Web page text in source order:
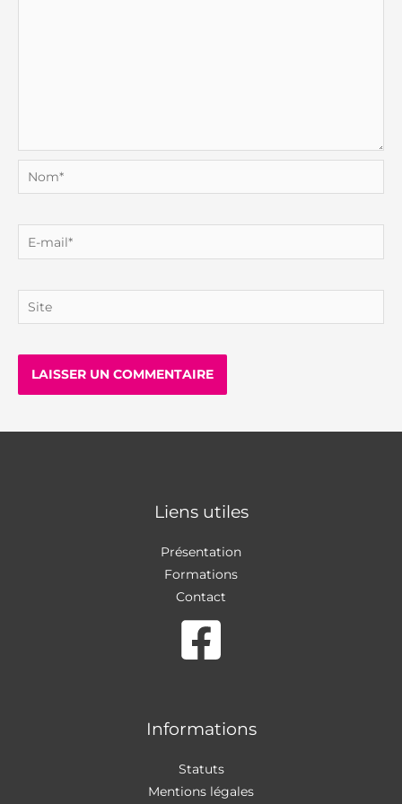
Nom*
E-
mail*
Site
Liens utiles
Présentation
Formations
Contact
Informations
Statuts
Mentions légales